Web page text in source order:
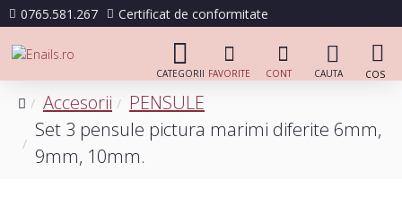
0765.581.267 Certificat de conformitate
Accesorii
PENSULE
Set 3 pensule pictura marimi diferite 6mm,
9mm, 10mm.